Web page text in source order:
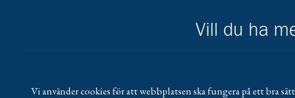
Vill du ha
Vi använder cookies för att webbplatsen ska fungera på ett bra